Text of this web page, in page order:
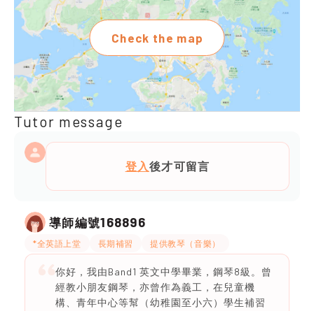
Check the map
Tutor message
登入後才可留言
導師編號168896
*全英語上堂 長期補習 提供教琴（音樂）
你好，我由Band1 英文中學畢業，鋼琴8級。曾
經教小朋友鋼琴，亦曾作為義工，在兒童機
構、青年中心等幫（幼稚園至小六）學生補習